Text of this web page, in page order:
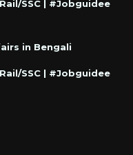
SSC | #Jobguidee
in Bengali
SSC | #Jobguidee